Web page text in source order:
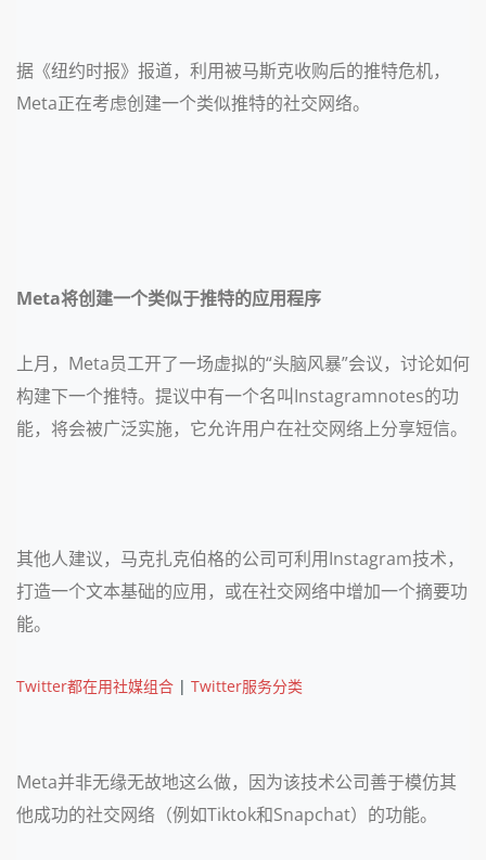
据《纽约时报》报道，利用被马斯克收购后的推特危机，
Meta正在考虑创建一个类似推特的社交网络。
Meta将创建一个类似于推特的应用程序
上月，Meta员工开了一场虚拟的“头脑风暴”会议，讨论如何
构建下一个推特。提议中有一个名叫Instagramnotes的功
能，将会被广泛实施，它允许用户在社交网络上分享短信。
其他人建议，马克扎克伯格的公司可利用Instagram技术，
打造一个文本基础的应用，或在社交网络中增加一个摘要功
能。
Twitter都在用社媒组合 | Twitter服务分类
Meta并非无缘无故地这么做，因为该技术公司善于模仿其
他成功的社交网络（例如Tiktok和Snapchat）的功能。